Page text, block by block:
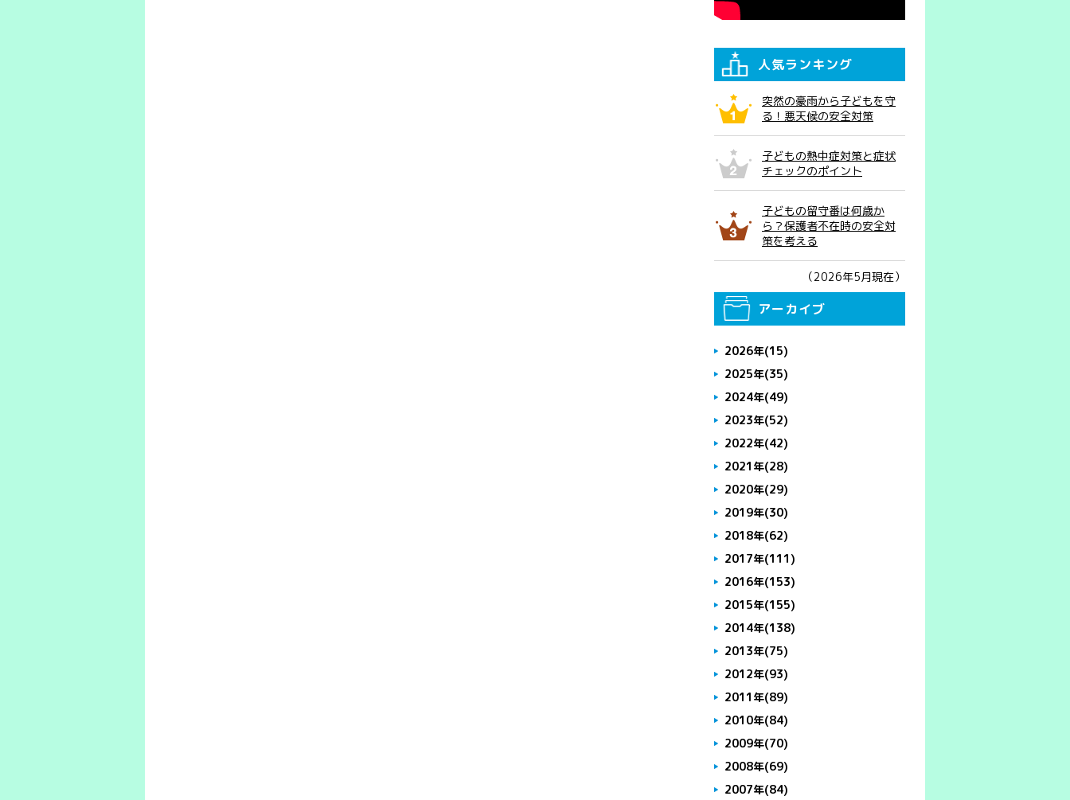
人気ランキング
突然の豪雨から子どもを守
る！悪天候の安全対策
子どもの熱中症対策と症状
チェックのポイント
子どもの留守番は何歳か
ら？保護者不在時の安全対
策を考える
（2026年5月現在）
アーカイブ
2026年(15)
2025年(35)
2024年(49)
2023年(52)
2022年(42)
2021年(28)
2020年(29)
2019年(30)
2018年(62)
2017年(111)
2016年(153)
2015年(155)
2014年(138)
2013年(75)
2012年(93)
2011年(89)
2010年(84)
2009年(70)
2008年(69)
2007年(84)